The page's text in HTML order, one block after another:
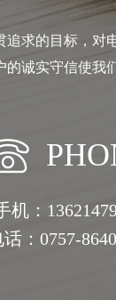
追求的目标，对
的诚实守信使我
机：
话：0757-